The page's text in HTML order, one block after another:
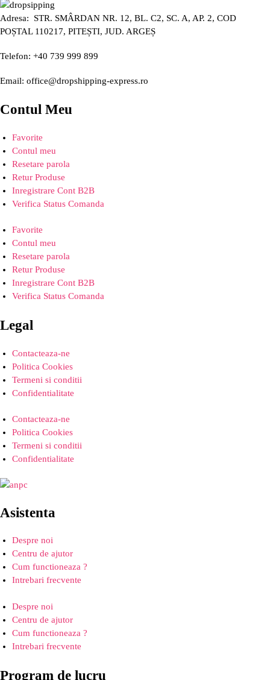
Adresa: STR. SMÂRDAN NR. 12, BL. C2, SC. A, AP. 2, COD
POȘTAL 110217, PITEȘTI, JUD. ARGEȘ
Telefon: +40 739 999 899
Email: office@dropshipping-express.ro
Contul Meu
Favorite
Contul meu
Resetare parola
Retur Produse
Inregistrare Cont B2B
Verifica Status Comanda
Favorite
Contul meu
Resetare parola
Retur Produse
Inregistrare Cont B2B
Verifica Status Comanda
Legal
Contacteaza-ne
Politica Cookies
Termeni si conditii
Confidentialitate
Contacteaza-ne
Politica Cookies
Termeni si conditii
Confidentialitate
Asistenta
Despre noi
Centru de ajutor
Cum functioneaza ?
Intrebari frecvente
Despre noi
Centru de ajutor
Cum functioneaza ?
Intrebari frecvente
Program de lucru